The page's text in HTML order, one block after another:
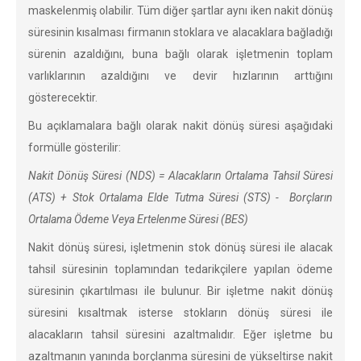
maskelenmiş olabilir. Tüm diğer şartlar aynı iken nakit dönüş
süresinin kısalması firmanın stoklara ve alacaklara bağladığı
sürenin azaldığını, buna bağlı olarak işletmenin toplam
varlıklarının azaldığını ve devir hızlarının arttığını
gösterecektir.
Bu açıklamalara bağlı olarak nakit dönüş süresi aşağıdaki
formülle gösterilir:
Nakit Dönüş Süresi (NDS) = Alacakların Ortalama Tahsil Süresi
(ATS) + Stok Ortalama Elde Tutma Süresi (STS) - Borçların
Ortalama Ödeme Veya Ertelenme Süresi (BES)
Nakit dönüş süresi, işletmenin stok dönüş süresi ile alacak
tahsil süresinin toplamından tedarikçilere yapılan ödeme
süresinin çıkartılması ile bulunur. Bir işletme nakit dönüş
süresini kısaltmak isterse stokların dönüş süresi ile
alacakların tahsil süresini azaltmalıdır. Eğer işletme bu
azaltmanın yanında borçlanma süresini de yükseltirse nakit